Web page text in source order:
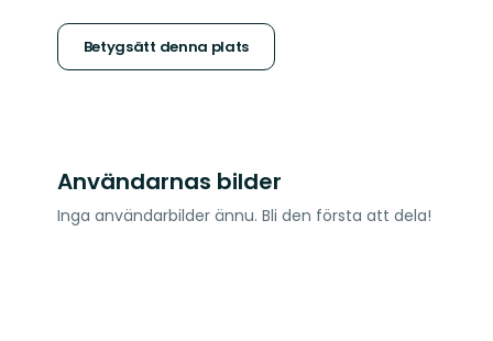
stjärnor
Betygsätt denna plats
Användarnas bilder
Inga användarbilder ännu. Bli den första att dela!